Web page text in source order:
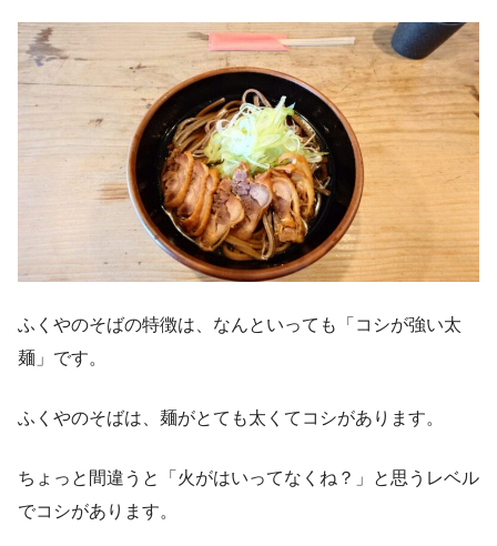
ふくやのそばの特徴は、なんといっても「コシが強い太
麺」です。
ふくやのそばは、麺がとても太くてコシがあります。
ちょっと間違うと「火がはいってなくね？」と思うレベル
でコシがあります。